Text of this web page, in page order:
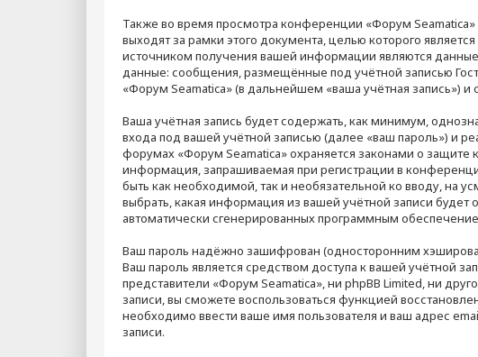
Также во время просмотра конференции «Форум
выходят за рамки этого документа, целью которого
источником получения вашей информации являются
данные: сообщения, размещённые под учётной записью
«Форум Seamatica» (в дальнейшем «ваша учётная запись»)
Ваша учётная запись будет содержать, как минимум,
входа под вашей учётной записью (далее «ваш пароль») и
форумах «Форум Seamatica» охраняется законами о
информация, запрашиваемая при регистрации в
быть как необходимой, так и необязательной ко вводу, на
выбрать, какая информация из вашей учётной записи будет
автоматически сгенерированных программным
Ваш пароль надёжно зашифрован (односторонним
Ваш пароль является средством доступа к вашей учётной
представители «Форум Seamatica», ни phpBB Limited, ни
записи, вы сможете воспользоваться функцией
необходимо ввести ваше имя пользователя и ваш адрес
записи.